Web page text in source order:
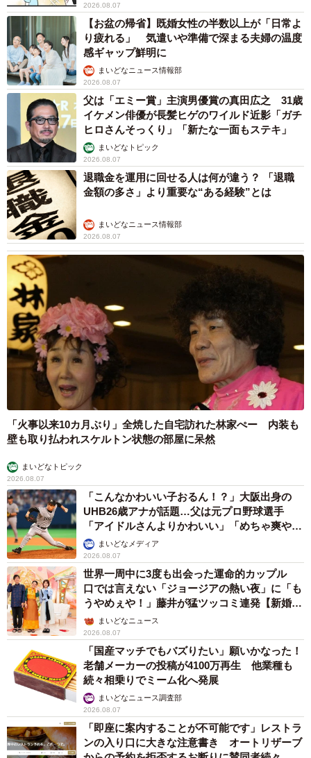
2026.08.07
【お盆の帰省】既婚女性の半数以上が「日常よ
り疲れる」 気遣いや準備で深まる夫婦の温度
感ギャップ鮮明に
まいどなニュース情報部
2026.08.07
父は「エミー賞」主演男優賞の真田広之 31歳
イケメン俳優が長髪ヒゲのワイルド近影「ガチ
ヒロさんそっくり」「新たな一面もステキ」
まいどなトピック
2026.08.07
退職金を運用に回せる人は何が違う？ 「退職
金額の多さ」より重要な“ある経験”とは
まいどなニュース情報部
2026.08.07
「火事以来10カ月ぶり」全焼した自宅訪れた林家ぺー 内装も
壁も取り払われスケルトン状態の部屋に呆然
まいどなトピック
2026.08.07
「こんなかわいい子おるん！？」大阪出身の
UHB26歳アナが話題…父は元プロ野球選手
「アイドルさんよりかわいい」「めちゃ爽や
か」まいどなメディア
2026.08.07
世界一周中に3度も出会った運命的カップル
口では言えない「ジョージアの熱い夜」に「も
うやめぇや！」藤井が猛ツッコミ連発【新婚さ
ん】まいどなニュース
2026.08.07
「国産マッチでもバズりたい」願いかなった！
老舗メーカーの投稿が4100万再生 他業種も
続々相乗りでミーム化へ発展
まいどなニュース調査部
2026.08.07
「即座に案内することが不可能です」レストラ
ンの入り口に大きな注意書き オートリザーブ